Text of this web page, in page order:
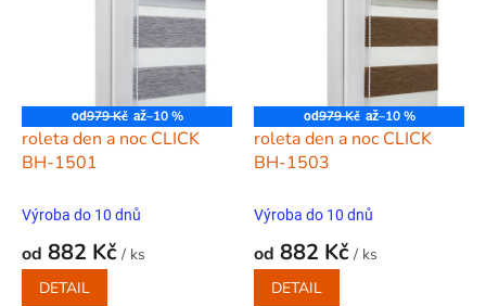
od979 Kč až–10 %
roleta den a noc CLICK
BH-1501
Výroba do 10 dnů
od 882 Kč / ks
DETAIL
od979 Kč až–10 %
roleta den a noc CLICK
BH-1503
Výroba do 10 dnů
od 882 Kč / ks
DETAIL